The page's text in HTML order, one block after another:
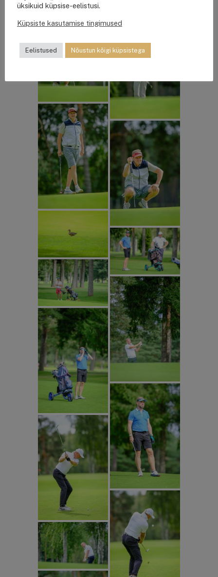
üksikuid küpsise-eelistusi.
Küpsiste kasutamise tingimused
Eelistused Nõustun kõigi küpsistega